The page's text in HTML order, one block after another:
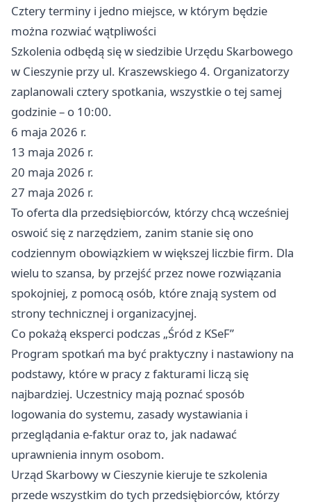
Cztery terminy i jedno miejsce, w którym będzie
można rozwiać wątpliwości
Szkolenia odbędą się w siedzibie Urzędu Skarbowego
w Cieszynie przy ul. Kraszewskiego 4. Organizatorzy
zaplanowali cztery spotkania, wszystkie o tej samej
godzinie – o 10:00.
6 maja 2026 r.
13 maja 2026 r.
20 maja 2026 r.
27 maja 2026 r.
To oferta dla przedsiębiorców, którzy chcą wcześniej
oswoić się z narzędziem, zanim stanie się ono
codziennym obowiązkiem w większej liczbie firm. Dla
wielu to szansa, by przejść przez nowe rozwiązania
spokojniej, z pomocą osób, które znają system od
strony technicznej i organizacyjnej.
Co pokażą eksperci podczas „Śród z KSeF”
Program spotkań ma być praktyczny i nastawiony na
podstawy, które w pracy z fakturami liczą się
najbardziej. Uczestnicy mają poznać sposób
logowania do systemu, zasady wystawiania i
przeglądania e-faktur oraz to, jak nadawać
uprawnienia innym osobom.
Urząd Skarbowy w Cieszynie kieruje te szkolenia
przede wszystkim do tych przedsiębiorców, którzy